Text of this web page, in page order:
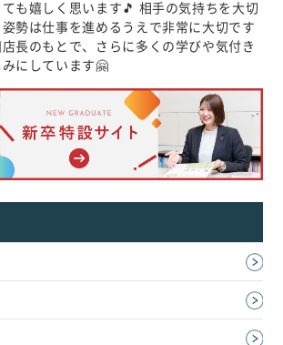
も嬉しく思います🎵 相手の気持ちを大切
勢は仕事を進めるうえで非常に大切です
長のもとで、さらに多くの学びや気付き
にしています🤗